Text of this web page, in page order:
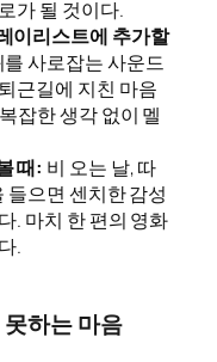
가 될 것이다.
이리스트에 추가할
사로잡는 사운드
근길에 지친 마음
잡한 생각 없이 멜
때: 비 오는 날, 따
들으면 센치한 감성
. 마치 한 편의 영화
.
하는 마음